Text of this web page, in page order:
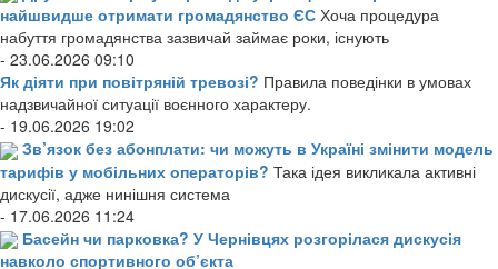
найшвидше отримати громадянство ЄС Хоча процедура
набуття громадянства зазвичай займає роки, існують
- 23.06.2026 09:10
Як діяти при повітряній тревозі? Правила поведінки в умовах
надзвичайної ситуації воєнного характеру.
- 19.06.2026 19:02
Зв’язок без абонплати: чи можуть в Україні змінити модель
тарифів у мобільних операторів? Така ідея викликала активні
дискусії, адже нинішня система
- 17.06.2026 11:24
Басейн чи парковка? У Чернівцях розгорілася дискусія
навколо спортивного об’єкта